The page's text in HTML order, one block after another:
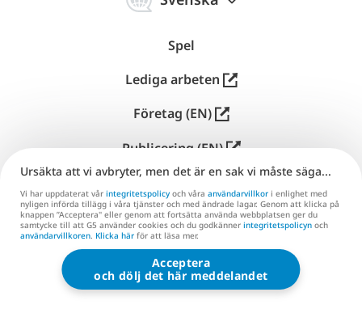
中
Spel
Lediga arbeten
Företag (EN)
Publicering (EN)
Kundtjänst
Kontakta oss (EN)
G5 ENTERTAINMENT ®
© 2026 G5 Entertainment AB
Ursäkta att vi avbryter, men det är en sak vi måste säga...
Vi har uppdaterat vår integritetspolicy och våra användarvillkor i enlighet med
nyligen införda tillägg i våra tjänster och med ändrade lagar. Genom att klicka på
knappen ”Acceptera" eller genom att fortsätta använda webbplatsen ger du
samtycke till att G5 använder cookies och du godkänner integritetspolicyn och
användarvillkoren. Klicka här för att läsa mer.
Acceptera
och dölj det här meddelandet